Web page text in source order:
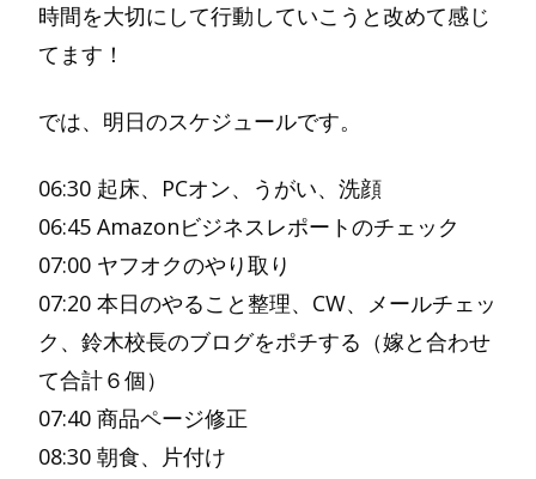
時間を大切にして行動していこうと改めて感じ
てます！
では、明日のスケジュールです。
06:30 起床、PCオン、うがい、洗顔
06:45 Amazonビジネスレポートのチェック
07:00 ヤフオクのやり取り
07:20 本日のやること整理、CW、メールチェッ
ク、鈴木校長のブログをポチする（嫁と合わせ
て合計６個）
07:40 商品ページ修正
08:30 朝食、片付け